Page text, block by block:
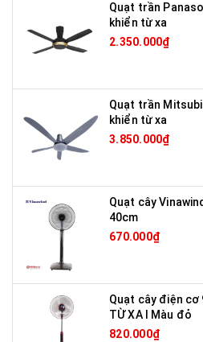
Quạt trần
khiển từ xa
2.350.000₫
Quạt trần
khiển từ xa
3.850.000₫
Quạt cây
40cm
670.000₫
Quạt cây điện cơ
TỪ XA I Màu đỏ
820.000₫